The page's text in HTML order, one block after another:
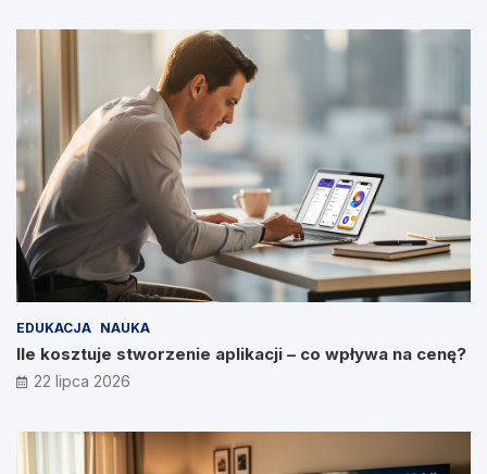
EDUKACJA NAUKA
Ile kosztuje stworzenie aplikacji – co wpływa na cenę?
22 lipca 2026